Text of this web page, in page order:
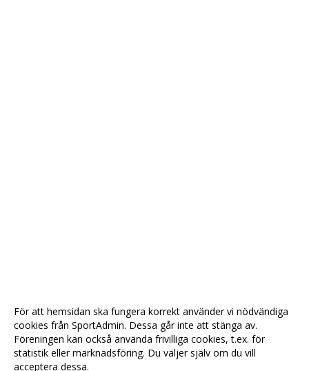
För att hemsidan ska fungera korrekt använder vi nödvändiga
cookies från SportAdmin. Dessa går inte att stänga av.
Föreningen kan också använda frivilliga cookies, t.ex. för
statistik eller marknadsföring. Du väljer själv om du vill
acceptera dessa.